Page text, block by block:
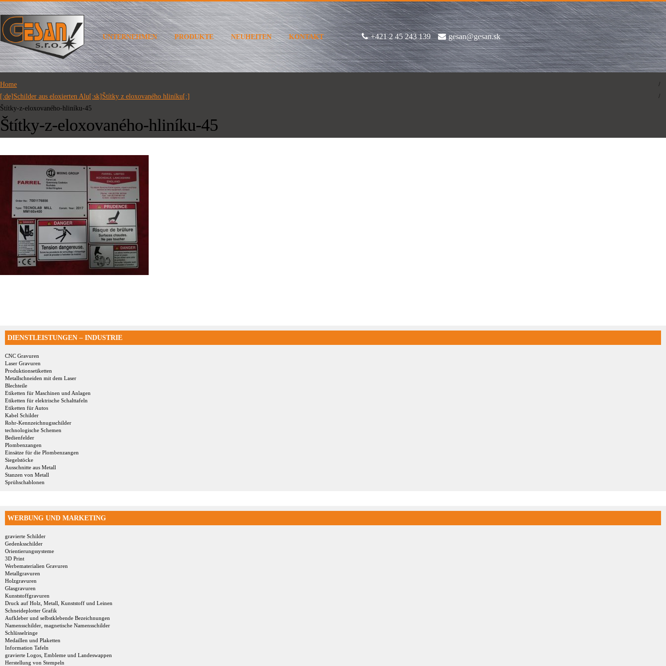
UNTERNEHMEN PRODUKTE NEUHEITEN KONTAKT +421 2 45 243 139 gesan@gesan.sk
Home
[:de]Schilder aus eloxierten Alu[:sk]Štítky z eloxovaného hliníku[:]
Štítky-z-eloxovaného-hliníku-45
Štítky-z-eloxovaného-hliníku-45
DIENSTLEISTUNGEN – INDUSTRIE
CNC Gravuren
Laser Gravuren
Produktionsetiketten
Metallschneiden mit dem Laser
Blechteile
Etiketten für Maschinen und Anlagen
Etiketten für elektrische Schalttafeln
Etiketten für Autos
Kabel Schilder
Rohr-Kennzeichnugsschilder
technologische Schemen
Bedienfelder
Plombenzangen
Einsätze für die Plombenzangen
Siegelstöcke
Ausschnitte aus Metall
Stanzen von Metall
Sprühschablonen
WERBUNG UND MARKETING
gravierte Schilder
Gedenksschilder
Orientierungssysteme
3D Print
Werbematerialien Gravuren
Metallgravuren
Holzgravuren
Glasgravuren
Kunststoffgravuren
Druck auf Holz, Metall, Kunststoff und Leinen
Schneideplotter Grafik
Aufkleber und selbstklebende Bezeichnungen
Namensschilder, magnetische Namensschilder
Schlüsselringe
Medaillen und Plaketten
Information Tafeln
gravierte Logos, Embleme und Landeswappen
Herstellung von Stempeln